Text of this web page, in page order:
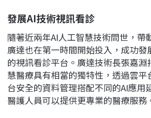
發展AI技術視訊看診
隨著近兩年AI人工智慧技術問世，帶
廣達也在第一時間開始投入，成功發
的視訊看診平台。廣達技術長張嘉淵
慧醫療具有相當的獨特性，透過雲平
台安全的資料管理搭配不同的AI應用
醫護人員可以提供更專業的醫療服務